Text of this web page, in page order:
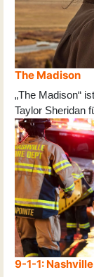
The Madison
„The Madison“
Taylor Sheridan
9-1-1: Nashville